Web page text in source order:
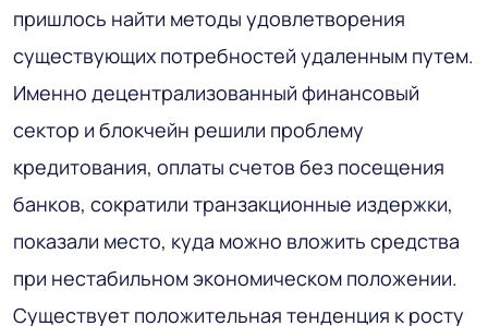
пришлось найти методы удовлетворения
существующих потребностей удаленным путем.
Именно децентрализованный финансовый
сектор и блокчейн решили проблему
кредитования, оплаты счетов без посещения
банков, сократили транзакционные издержки,
показали место, куда можно вложить средства
при нестабильном экономическом положении.
Существует положительная тенденция к росту